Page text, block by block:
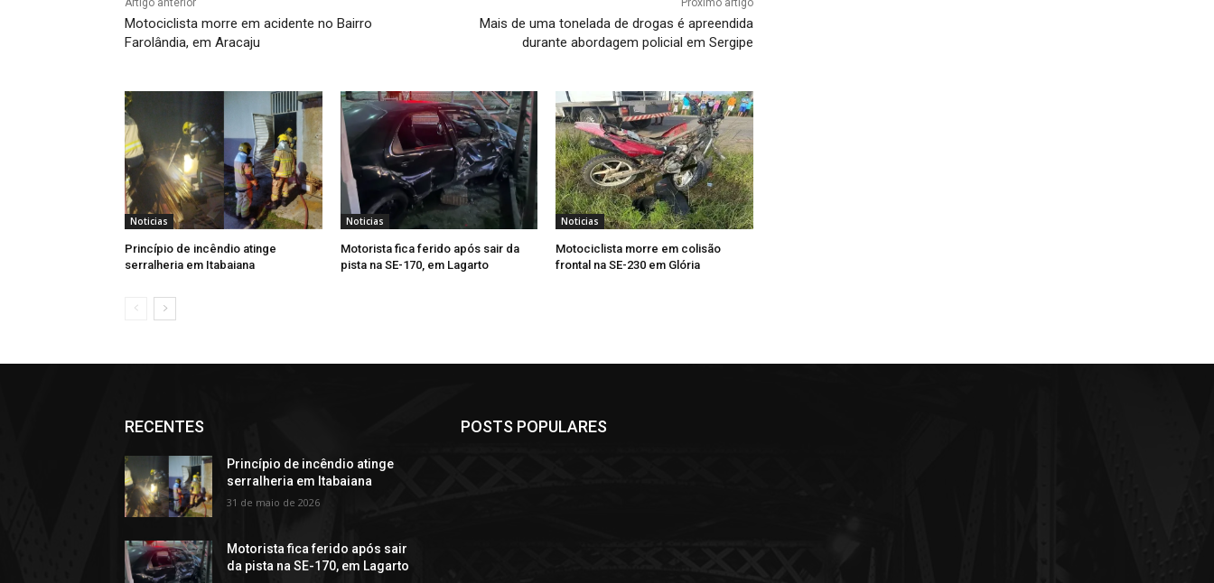
Artigo anterior
Motociclista morre em acidente no Bairro
Farolândia, em Aracaju
Próximo artigo
Mais de uma tonelada de drogas é apreendida
durante abordagem policial em Sergipe
Noticias
Princípio de incêndio atinge
serralheria em Itabaiana
Noticias
Motorista fica ferido após sair da
pista na SE-170, em Lagarto
Noticias
Motociclista morre em colisão
frontal na SE-230 em Glória
RECENTES
Princípio de incêndio atinge
serralheria em Itabaiana
31 de maio de 2026
Motorista fica ferido após sair
da pista na SE-170, em Lagarto
POSTS POPULARES